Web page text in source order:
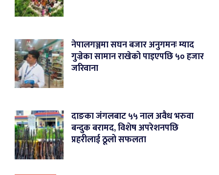
नेपालगञ्जमा सघन बजार अनुगमनः म्याद
गुज्रेका सामान राखेको पाइएपछि ५० हजार
जरिवाना
दाङका जंगलबाट ५५ नाल अवैध भरुवा
बन्दुक बरामद, विशेष अपरेशनपछि
प्रहरीलाई ठूलो सफलता